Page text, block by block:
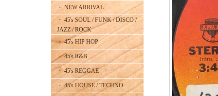
・ NEW ARRIVAL
・ 45's SOUL / FUNK / DISCO /
JAZZ / ROCK
・ 45's HIP HOP
・ 45's R&B
・ 45's REGGAE
・ 45's HOUSE / TECHNO